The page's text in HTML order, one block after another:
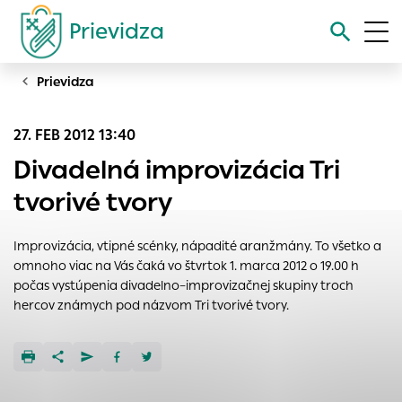
Prievidza
Vyhľadávanie
Prievidza
27. FEB 2012 13:40
Divadelná improvizácia Tri
tvorivé tvory
Improvizácia, vtipné scénky, nápadité aranžmány. To všetko a
omnoho viac na Vás čaká vo štvrtok 1. marca 2012 o 19.00 h
počas vystúpenia divadelno–improvizačnej skupiny troch
hercov známych pod názvom Tri tvorivé tvory.
Nastavenie cookies
Cookies sú malé súbory, do ktorých webové stránky môžu
ukladať informácie o vašej aktivite a preferenciách.
zapamätoval Vaše prihlásenie alebo aby sa uložila Vaša
voľba v tomto okne.
Vyberte úroveň cookies, ktorú chcete povoliť
Technické súbory cookie sú pre prevádzku nevyhnutné a